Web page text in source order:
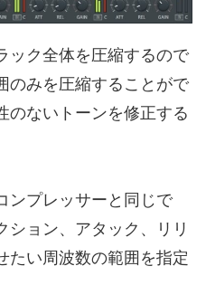
ック全体を圧縮するので
のみを圧縮することがで
のないトーンを修正する
ンプレッサーと同じで
ション、アタック、リリ
たい周波数の範囲を指定